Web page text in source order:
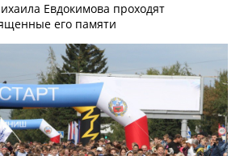
Евдокимова проходят
его памяти